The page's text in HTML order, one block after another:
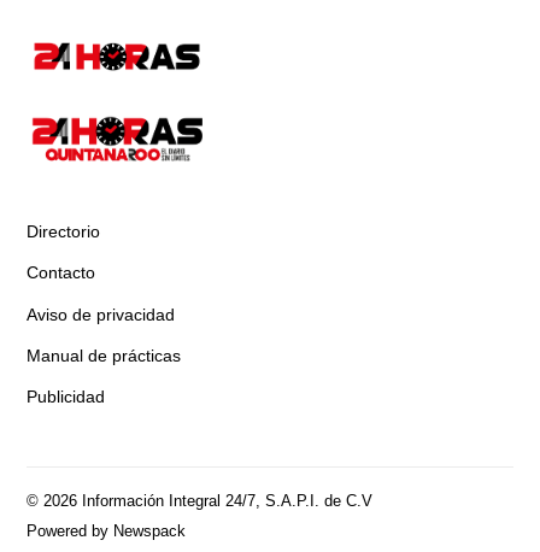
Directorio
Contacto
Aviso de privacidad
Manual de prácticas
Publicidad
© 2026 Información Integral 24/7, S.A.P.I. de C.V
Powered by Newspack